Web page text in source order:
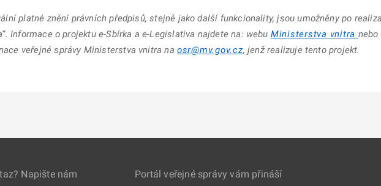
platné znění právních předpisů, stejně jako další funkcionality, jsou umožněny po
Informace o projektu e-Sbírka a e-Legislativa najdete na: webu Ministerstva vnitra
veřejné správy Ministerstva vnitra na osr@mv.gov.cz, jenž realizuje tento projekt.
Napište nám Portál veřejné správy vám přináší